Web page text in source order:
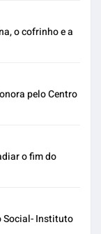
o cofrinho e a
pelo Centro
o fim do
Social- Instituto